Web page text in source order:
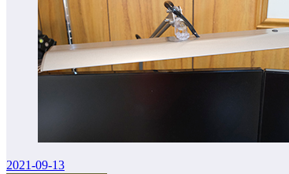
2021-09-13